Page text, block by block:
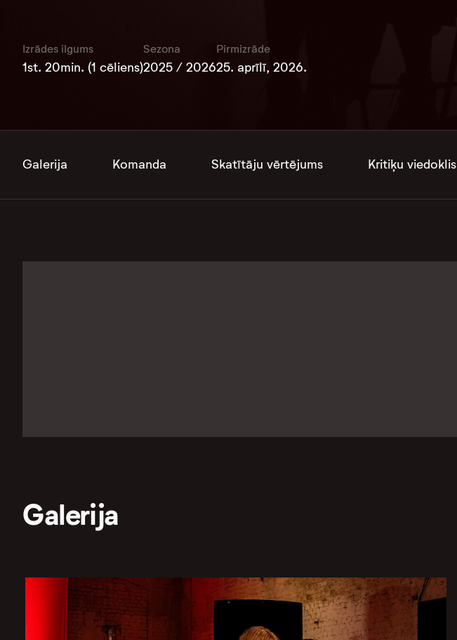
Izrādes ilgums
1st. 20min. (1 cēliens)
Sezona
2025 / 2026
Pirmizrāde
25. aprīlī, 2026.
Galerija Komanda Skatītāju vērtējums Kritiķu viedoklis
Galerija